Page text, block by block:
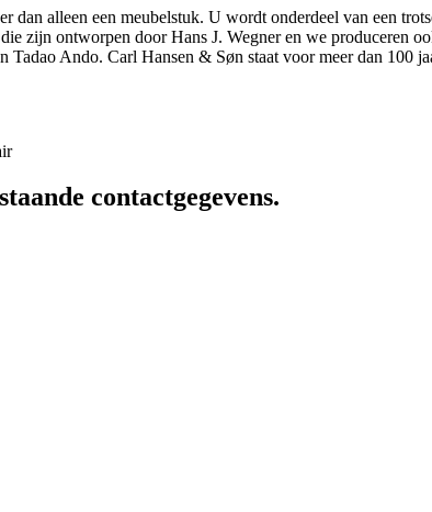
alleen een meubelstuk. U wordt onderdeel van een
zijn ontworpen door Hans J. Wegner en we produceren
Ando. Carl Hansen & Søn staat voor meer dan 100
contactgegevens.